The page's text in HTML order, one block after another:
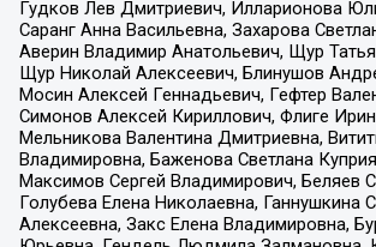
Гудков Лев Дмитриевич, Илларионова
Саранг Анна Васильевна, Захарова
Аверин Владимир Анатольевич, Щур
Щур Николай Алексеевич, Блинушов
Мосин Алексей Геннадьевич, Гефтер
Симонов Алексей Кириллович, Флиге
Мельникова Валентина Дмитриевна,
Владимировна, Баженова Светлана
Максимов Сергей Владимирович, Беляев
Голубева Елена Николаевна, Ганнушкина
Алексеевна, Закс Елена Владимировна,